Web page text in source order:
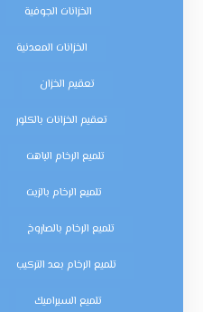
الخزانات الجوفية
الخزانات المعدنية
تعقيم الخزان
تعقيم الخزانات بالكلور
تلميع الرخام الباهت
تلميع الرخام بالزيت
تلميع الرخام بالصاروخ
تلميع الرخام بعد التركيب
تلميع السيراميك